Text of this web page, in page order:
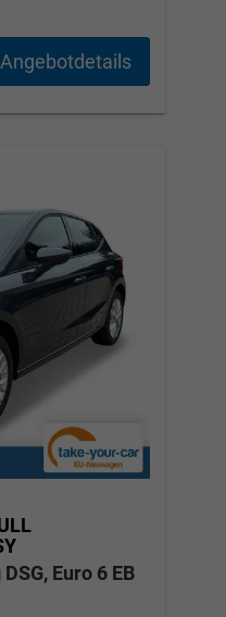
Angebotdetails
Euro 6 EB